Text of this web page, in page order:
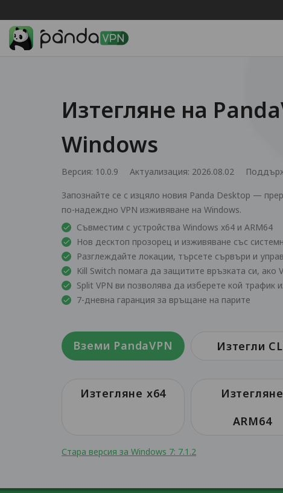
Изтегляне на
Windows
Версия: 10.0.9 Актуализация: 2026.08.02
Запознайте се с изцяло новия Panda Desktop —
по-надеждно VPN изживяване на Windows.
Съвместим с устройства Windows x64 и ARM64
Нов десктоп прозорец и изживяване със
Разглеждайте локации, търсете сървъри и
Kill Switch помага да защитите връзката си, ако
Split VPN ви позволява да изберете кой трафик
7-дневна гаранция за връщане на парите
Вземи PandaVPN Изтегли
Изтегляне x64
Изтегляне
ARM64
Стара версия за Windows 7: 7.1.2